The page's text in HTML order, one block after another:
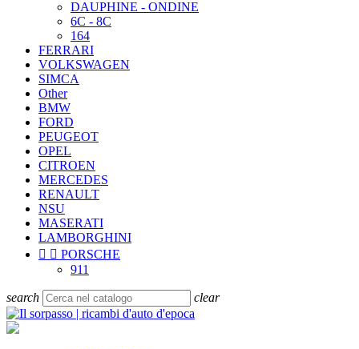
DAUPHINE - ONDINE
6C - 8C
164
FERRARI
VOLKSWAGEN
SIMCA
Other
BMW
FORD
PEUGEOT
OPEL
CITROEN
MERCEDES
RENAULT
NSU
MASERATI
LAMBORGHINI
  PORSCHE
911
search clear